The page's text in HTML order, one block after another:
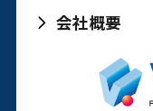
会社概要